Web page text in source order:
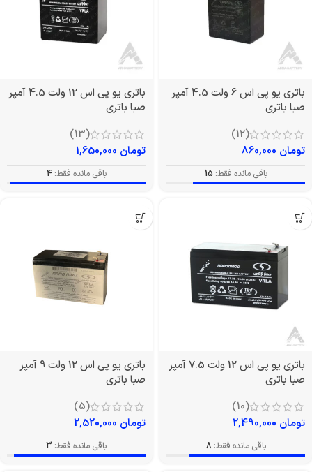
باتری یو پی اس 6 ولت 4.5 آمپر
صبا باتری
(12)
تومان
باقی مانده فقط: 15
باتری یو پی اس 12 ولت 4.5 آمپر
صبا باتری
(13)
تومان
باقی مانده فقط: 4
باتری یو پی اس 12 ولت 7.5 آمپر
صبا باتری
(10)
تومان
باقی مانده فقط: 8
باتری یو پی اس 12 ولت 9 آمپر
صبا باتری
(5)
تومان
باقی مانده فقط: 3